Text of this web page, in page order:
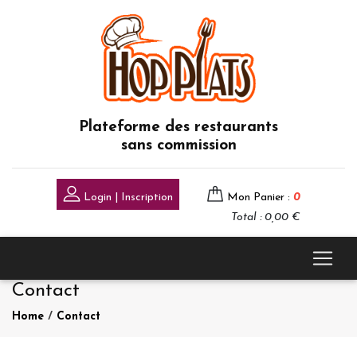
Plateforme des restaurants
sans commission
Login | Inscription Mon Panier : 0
Total : 0,00 €
Contact
Home / Contact